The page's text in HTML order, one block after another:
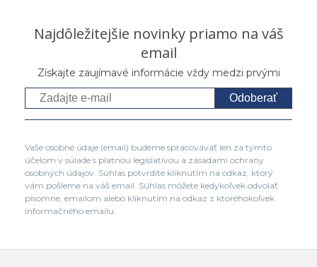
Najdôležitejšie novinky priamo na váš
email
Získajte zaujímavé informácie vždy medzi prvými
Odoberať
Vaše osobné údaje (email) budeme spracovávať len za týmto
účelom v súlade s platnou legislatívou a zásadami ochrany
osobných údajov. Súhlas potvrdíte kliknutím na odkaz, ktorý
vám pošleme na váš email. Súhlas môžete kedykoľvek odvolať
písomne, emailom alebo kliknutím na odkaz z ktoréhokoľvek
informačného emailu.